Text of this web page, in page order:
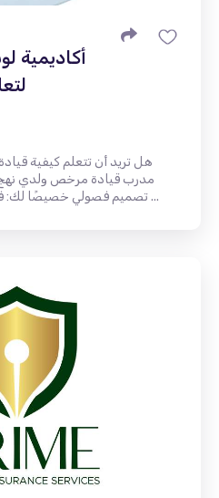
أكاديمية
هل تريد أن تتعلم كيفية
مدرب قيادة مرخص ولدي
تصميم فصولي خصيصًا لك: فنحن نصطحبك ونوصلك إلى ...